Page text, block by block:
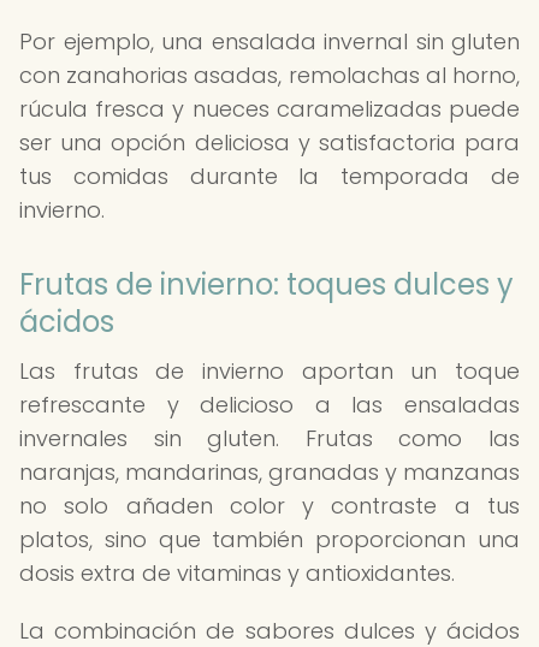
Por ejemplo, una ensalada invernal sin gluten
con zanahorias asadas, remolachas al horno,
rúcula fresca y nueces caramelizadas puede
ser una opción deliciosa y satisfactoria para
tus comidas durante la temporada de
invierno.
Frutas de invierno: toques dulces y
ácidos
Las frutas de invierno aportan un toque
refrescante y delicioso a las ensaladas
invernales sin gluten. Frutas como las
naranjas, mandarinas, granadas y manzanas
no solo añaden color y contraste a tus
platos, sino que también proporcionan una
dosis extra de vitaminas y antioxidantes.
La combinación de sabores dulces y ácidos